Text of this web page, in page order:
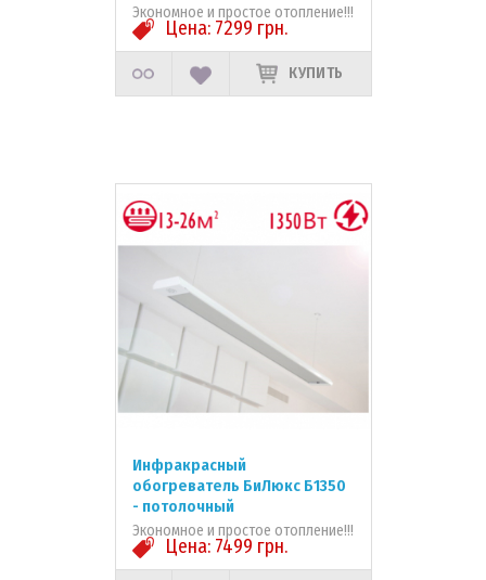
Экономное и простое отопление!!!
Цена: 7299 грн.
КУПИТЬ
Инфракрасный
обогреватель БиЛюкс Б1350
- потолочный
Экономное и простое отопление!!!
Цена: 7499 грн.